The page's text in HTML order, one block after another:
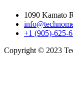
1090 Kamato
+1 (905)-625-
Copyright © 2023